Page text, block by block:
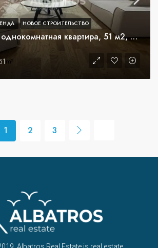
Современная однокомнатная квартира, 51 м2, Илино, Бар
m²
НОВОЕ СТРОИТЕЛЬСТВО
1 2 3
Albatros Real Estate is real estate